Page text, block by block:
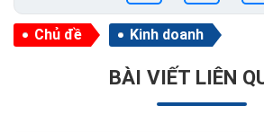
Chủ đề Kinh doanh
BÀI VIẾT LIÊN